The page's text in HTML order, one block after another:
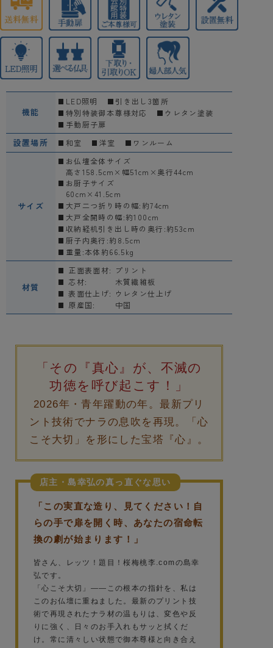
機能
LED照明
引き出し3箇所
特別特装御本尊様対応
ウレタン塗装
手動厨子扉
設置場所 和室 洋室 ワンルーム
サイズ
お仏壇全体サイズ
高さ158.5cm×幅51cm×奥行44cm
お厨子サイズ
60cm×41.5cm
大戸二つ折り時の幅:約74cm
大戸全開時の幅:約100cm
収納経机引き出し時の奥行:約53cm
厨子内奥行:約8.5cm
重量:本体約66.5kg
材質
正面表面材: プリント
芯材:
木質繊維板
表面仕上げ: ウレタン仕上げ
原産国:
中国
「その『真心』が、不滅の
功徳を呼び起こす！」
2026年・青年躍動の年。最新プリ
ント技術でナラの息吹を再現。「心
こそ大切」を形にした宝塔『心』。
店主・島幸弘の真っ直ぐな思い
「この実直な造り、見てください！自
らの手で扉を開く時、あなたの宿命転
換の劇が始まります！」
皆さん、レッツ！題目！桜梅桃李.comの島幸
弘です。
「心こそ大切」——この根本の指針を、私は
このお仏壇に重ねました。最新のプリント技
術で再現されたナラ材の温もりは、変色や反
りに強く、日々のお手入れもサッと拭くだ
け。常に清々しい状態で御本尊様と向き合え